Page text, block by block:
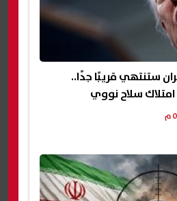
ستنتهي قريبًا جدًا..
سلاح نووي